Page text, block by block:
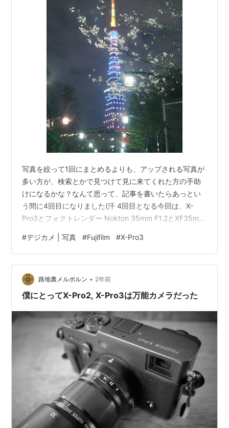
写真を絞って1回にまとめるよりも、アップされる写真が
多い方が、検索とかで見つけて見に来てくれた方の手助
けになるかな？なんて思って、記事を書いたらあっとい
う間に4回目になりました(汗 4回目となる今回は、X-
Pro3とフォクトレンダー Nokton 35mm F1.2とXF35mm
なみに、X-Pro3ではNokton 35mm F1.2と電気通信がで
きるので、絞りの値も残りますし、OVFでパララックス
補正もされるので、X-Pro1と比べて使いやすいです。 そ
れでは、どうぞ。
#デジカメ | 写真 #Fujifilm #X-Pro3
路地裏メルボルン • 2年前
僕にとってX-Pro2, X-Pro3は万能カメラだった